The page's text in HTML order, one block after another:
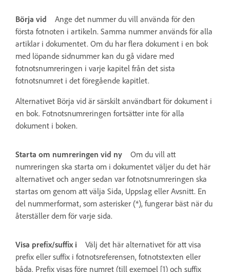
Börja vid
Ange det nummer du vill använda för den
första fotnoten i artikeln. Samma nummer används för alla
artiklar i dokumentet. Om du har flera dokument i en bok
med löpande sidnummer kan du gå vidare med
fotnotsnumreringen i varje kapitel från det sista
fotnotsnumret i det föregående kapitlet.
Alternativet Börja vid är särskilt användbart för dokument i
en bok. Fotnotsnumreringen fortsätter inte för alla
dokument i boken.
Starta om numreringen vid ny
Om du vill att
numreringen ska starta om i dokumentet väljer du det här
alternativet och anger sedan var fotnotsnumreringen ska
startas om genom att välja Sida, Uppslag eller Avsnitt. En
del nummerformat, som asterisker (*), fungerar bäst när du
återställer dem för varje sida.
Visa prefix/suffix i
Välj det här alternativet för att visa
prefix eller suffix i fotnotsreferensen, fotnotstexten eller
båda. Prefix visas före numret (till exempel [1) och suffix